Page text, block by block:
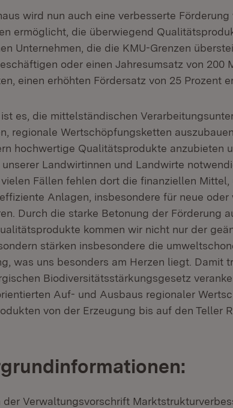
wird nun auch eine verbesserte
ermöglicht, die überwiegend
Unternehmen, die die KMU-Grenzen
oder einen Jahresumsatz von 200
einen erhöhten Fördersatz von 25 Prozent
ist es, die mittelständischen
regionale Wertschöpfungsketten
hochwertige Qualitätsprodukte anzubieten
Landwirtinnen und Landwirte
Fällen fehlen dort die finanziellen Mittel,
Anlagen, insbesondere für neue oder
Durch die starke Betonung der Förderung
kommen wir nicht nur der
stärken insbesondere die
was uns besonders am Herzen liegt. Damit
Biodiversitätsstärkungsgesetz
Auf- und Ausbaus regionaler
von der Erzeugung bis auf den Teller
der Verwaltungsvorschrift